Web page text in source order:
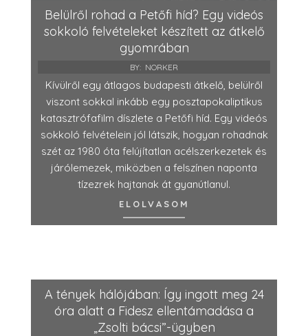
Belülről rohad a Petőfi híd? Egy videós
sokkoló felvételeket készített az átkelő
gyomrában
BY: NORKER
Kívülről egy átlagos budapesti átkelő, belülről
viszont sokkal inkább egy posztapokaliptikus
katasztrófafilm díszlete a Petőfi híd. Egy videós
sokkoló felvételein jól látszik, hogyan rohadnak
szét az 1980 óta felújítatlan acélszerkezetek és
járólemezek, miközben a felszínen naponta
tízezrek hajtanak át gyanútlanul.
ELOLVASOM
A tények hálójában: Így ingott meg 24
óra alatt a Fidesz ellentámadása a
„Zsolti bácsi”-ügyben